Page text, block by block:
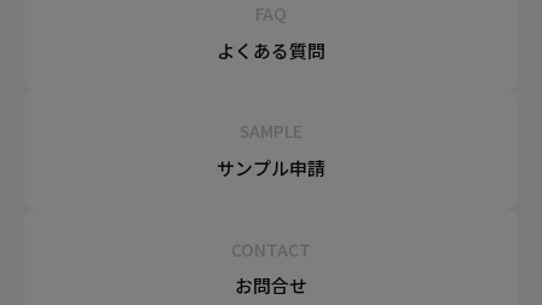
FAQ
よくある質問
SAMPLE
サンプル申請
CONTACT
お問合せ